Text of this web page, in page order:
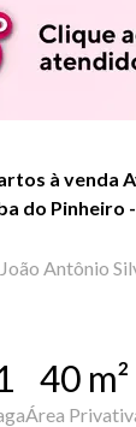
à venda
do Pinheiro
João Antônio
40 m²
Área